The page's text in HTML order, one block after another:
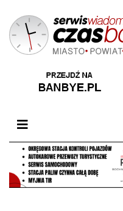
Przełącz nawigację